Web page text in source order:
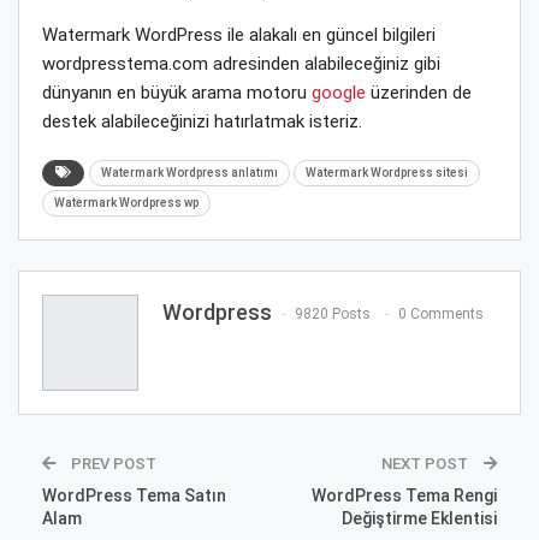
Watermark WordPress ile alakalı en güncel bilgileri
wordpresstema.com adresinden alabileceğiniz gibi
dünyanın en büyük arama motoru google üzerinden de
destek alabileceğinizi hatırlatmak isteriz.
Watermark Wordpress anlatımı Watermark Wordpress sitesi
Watermark Wordpress wp
Wordpress 9820 Posts 0 Comments
PREV POST
WordPress Tema Satın
Alam
NEXT POST
WordPress Tema Rengi
Değiştirme Eklentisi